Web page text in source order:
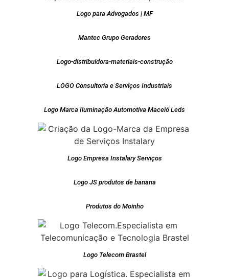
Logo para Advogados | MF
Mantec Grupo Geradores
Logo-distribuidora-materiais-construção
LOGO Consultoria e Serviços Industriais
Logo Marca Iluminação Automotiva Maceió Leds
Logo Empresa Instalary Serviços
Logo JS produtos de banana
Produtos do Moinho
Logo Telecom Brastel